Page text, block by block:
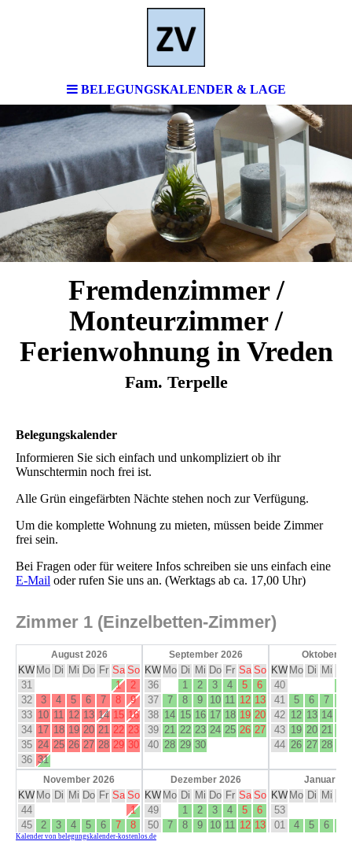
BELEGUNGSKALENDER & LAGE
Fremdenzimmer /
Monteurzimmer /
Ferienwohnung in Vreden
Fam. Terpelle
Belegungskalender
Informieren Sie sich einfach und unkompliziert ob ihr
Wunschtermin noch frei ist.
Alle Grün eingefärbten Nächte stehen noch zur Verfügung.
Um die komplette Wohnung zu mieten, müssen beide Zimmer
frei sein.
Bei Fragen oder für weitere Infos schreiben sie uns einfach eine
E-Mail oder rufen Sie uns an. (Werktags ab ca. 17,00 Uhr)